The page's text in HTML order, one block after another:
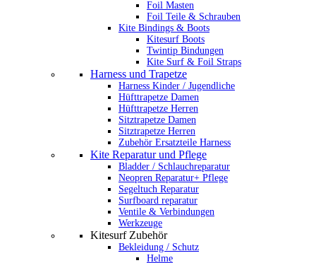
Foil Masten
Foil Teile & Schrauben
Kite Bindings & Boots
Kitesurf Boots
Twintip Bindungen
Kite Surf & Foil Straps
Harness und Trapetze
Harness Kinder / Jugendliche
Hüfttrapetze Damen
Hüfttrapetze Herren
Sitztrapetze Damen
Sitztrapetze Herren
Zubehör Ersatzteile Harness
Kite Reparatur und Pflege
Bladder / Schlauchreparatur
Neopren Reparatur+ Pflege
Segeltuch Reparatur
Surfboard reparatur
Ventile & Verbindungen
Werkzeuge
Kitesurf Zubehör
Bekleidung / Schutz
Helme